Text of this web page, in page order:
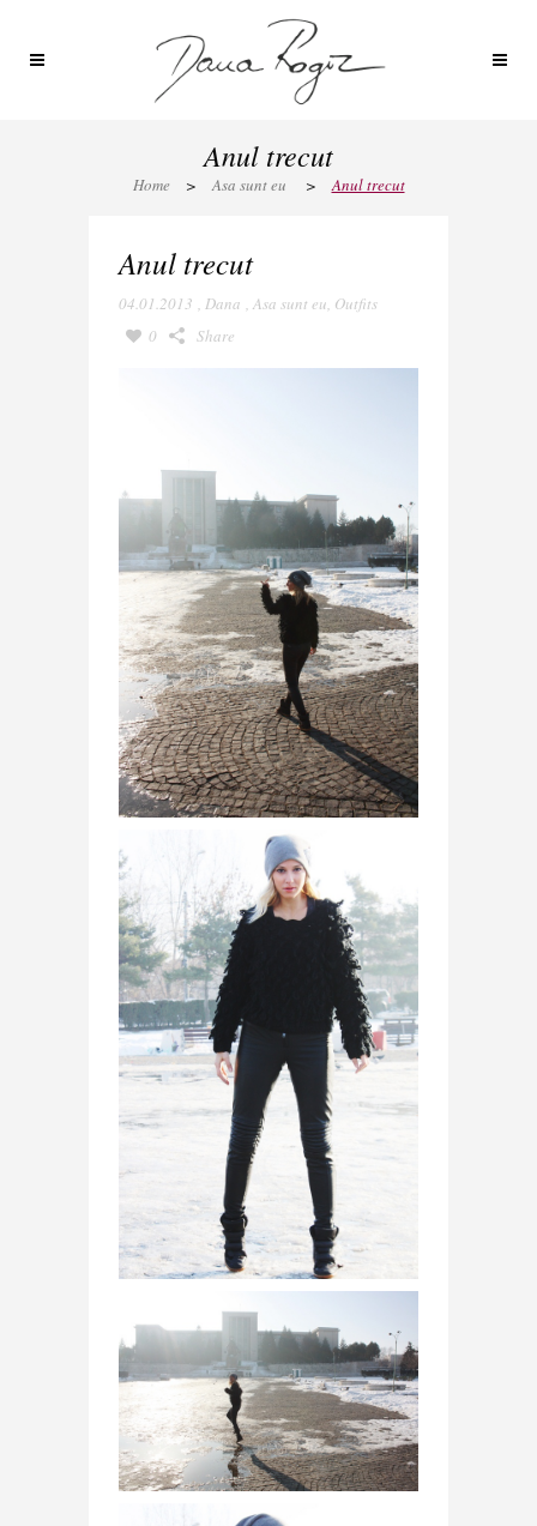
Anul trecut
Home > Asa sunt eu > Anul trecut
Anul trecut
04.01.2013 , Dana , Asa sunt eu, Outfits
0
Share